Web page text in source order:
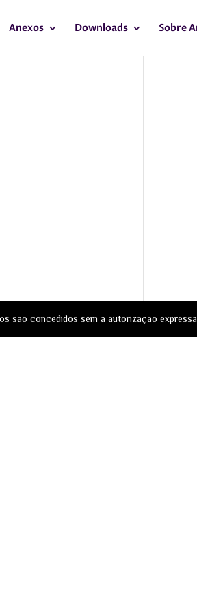
Anexos Downloads Sobre
são concedidos sem a autorização